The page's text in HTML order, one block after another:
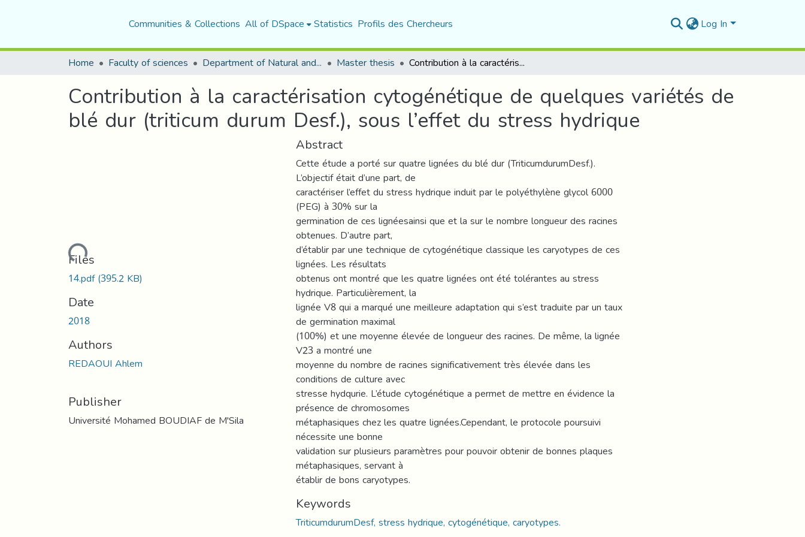
Communities & Collections All of DSpace Statistics Profils des Chercheurs Log In
Home Faculty of sciences Department of Natural and Life Sciences Master thesis Contribution à la caractérisation cytogénétique de quelques variétés de blé dur (triticum durum Desf.), sous l’effet du stress hydrique
Contribution à la caractérisation cytogénétique de quelques variétés de
blé dur (triticum durum Desf.), sous l’effet du stress hydrique
Loading...
Files
14.pdf(395.2 KB)
Date
2018
Authors
REDAOUI Ahlem
Publisher
Université Mohamed BOUDIAF de M'Sila
Abstract
Cette étude a porté sur quatre lignées du blé dur (TriticumdurumDesf.).
L’objectif était d’une part, de
caractériser l’effet du stress hydrique induit par le polyéthylène glycol 6000
(PEG) à 30% sur la
germination de ces lignéesainsi que et la sur le nombre longueur des racines
obtenues. D’autre part,
d’établir par une technique de cytogénétique classique les caryotypes de ces
lignées. Les résultats
obtenus ont montré que les quatre lignées ont été tolérantes au stress
hydrique. Particulièrement, la
lignée V8 qui a marqué une meilleure adaptation qui s’est traduite par un taux
de germination maximal
(100%) et une moyenne élevée de longueur des racines. De même, la lignée
V23 a montré une
moyenne du nombre de racines significativement très élevée dans les
conditions de culture avec
stresse hydqurie. L’étude cytogénétique a permet de mettre en évidence la
présence de chromosomes
métaphasiques chez les quatre lignées.Cependant, le protocole poursuivi
nécessite une bonne
validation sur plusieurs paramètres pour pouvoir obtenir de bonnes plaques
métaphasiques, servant à
établir de bons caryotypes.
Keywords
TriticumdurumDesf, stress hydrique, cytogénétique, caryotypes.